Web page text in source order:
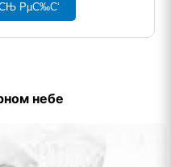
РµС‰С‘
небе